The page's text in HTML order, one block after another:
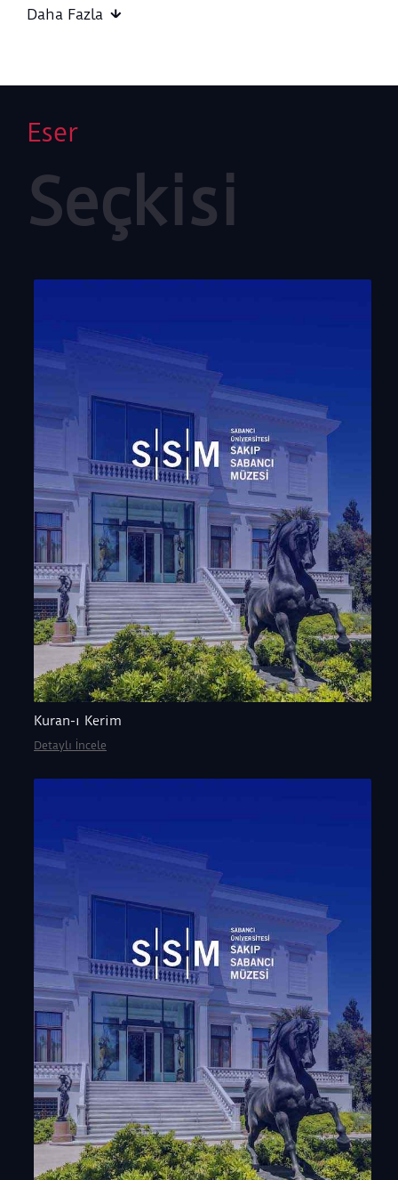
Mustafa Rakım, Kazasker Mustafa İzzet ve Sami Efendi
Daha Fazla
Eser
Seçkisi
Kuran-ı Kerim
Detaylı İncele